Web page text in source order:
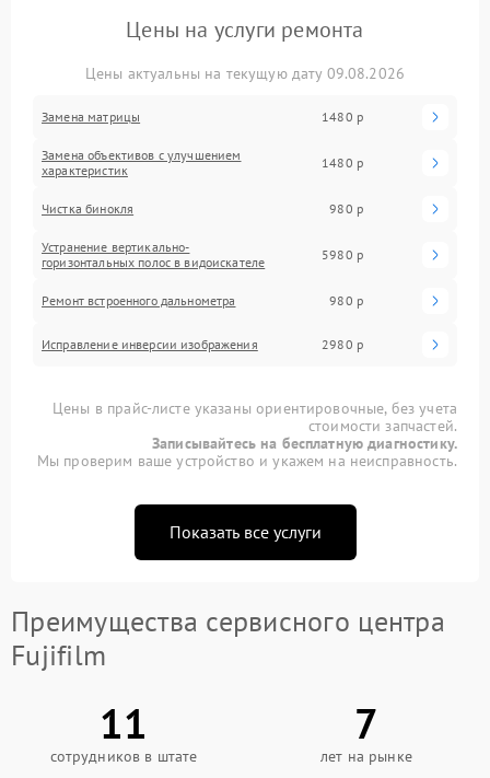
Цены на услуги ремонта
Цены актуальны на текущую дату 09.08.2026
Замена матрицы 1480 р
Замена объективов с улучшением
характеристик
1480 р
Чистка бинокля 980 р
Устранение вертикально-
горизонтальных полос в видоискателе
5980 р
Ремонт встроенного дальнометра 980 р
Исправление инверсии изображения 2980 р
Цены в прайс-листе указаны ориентировочные, без учета
стоимости запчастей.
Записывайтесь на бесплатную диагностику.
Мы проверим ваше устройство и укажем на неисправность.
Показать все услуги
Преимущества сервисного центра
Fujifilm
11
сотрудников в штате
7
лет на рынке